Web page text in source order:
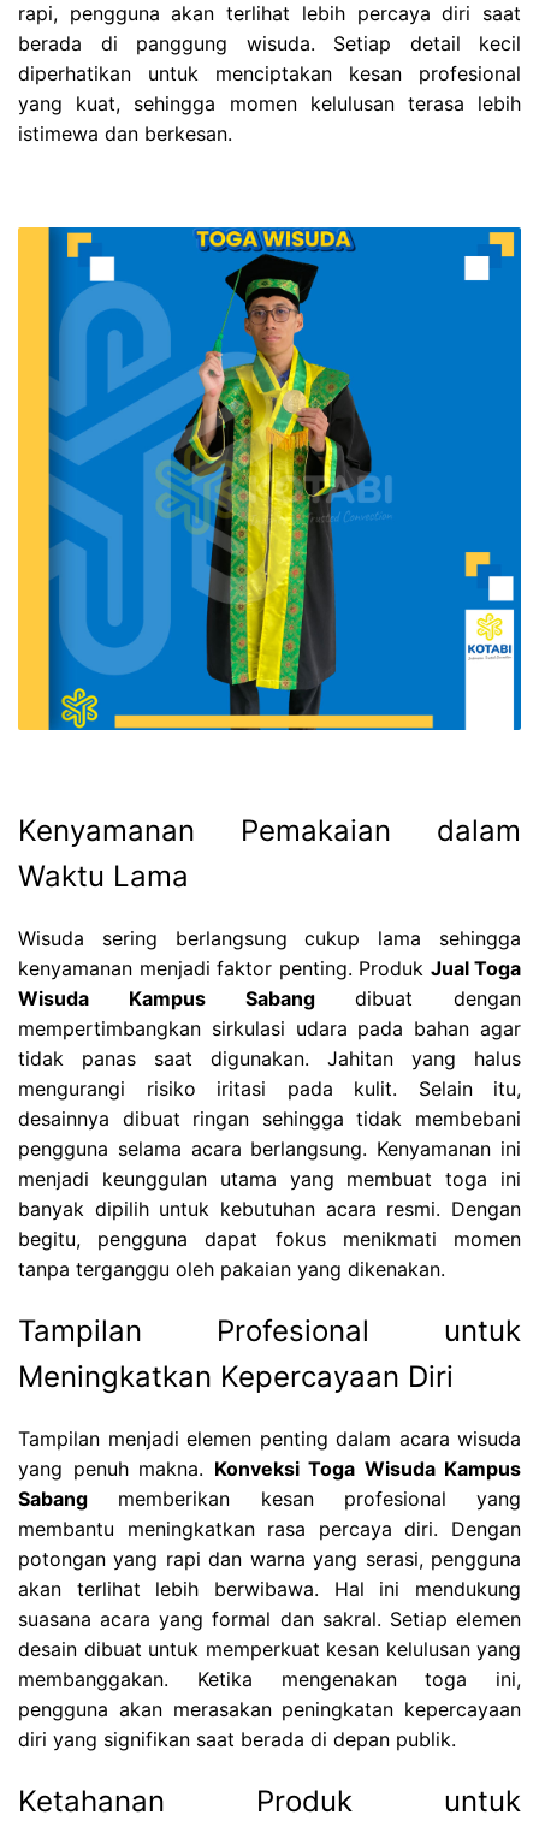
rapi, pengguna akan terlihat lebih percaya diri saat
berada di panggung wisuda. Setiap detail kecil
diperhatikan untuk menciptakan kesan profesional
yang kuat, sehingga momen kelulusan terasa lebih
istimewa dan berkesan.
Kenyamanan Pemakaian dalam
Waktu Lama
Wisuda sering berlangsung cukup lama sehingga
kenyamanan menjadi faktor penting. Produk Jual Toga
Wisuda Kampus Sabangdibuat dengan
mempertimbangkan sirkulasi udara pada bahan agar
tidak panas saat digunakan. Jahitan yang halus
mengurangi risiko iritasi pada kulit. Selain itu,
desainnya dibuat ringan sehingga tidak membebani
pengguna selama acara berlangsung. Kenyamanan ini
menjadi keunggulan utama yang membuat toga ini
banyak dipilih untuk kebutuhan acara resmi. Dengan
begitu, pengguna dapat fokus menikmati momen
tanpa terganggu oleh pakaian yang dikenakan.
Tampilan Profesional untuk
Meningkatkan Kepercayaan Diri
Tampilan menjadi elemen penting dalam acara wisuda
yang penuh makna. Konveksi Toga Wisuda Kampus
Sabang memberikan kesan profesional yang
membantu meningkatkan rasa percaya diri. Dengan
potongan yang rapi dan warna yang serasi, pengguna
akan terlihat lebih berwibawa. Hal ini mendukung
suasana acara yang formal dan sakral. Setiap elemen
desain dibuat untuk memperkuat kesan kelulusan yang
membanggakan. Ketika mengenakan toga ini,
pengguna akan merasakan peningkatan kepercayaan
diri yang signifikan saat berada di depan publik.
Ketahanan Produk untuk